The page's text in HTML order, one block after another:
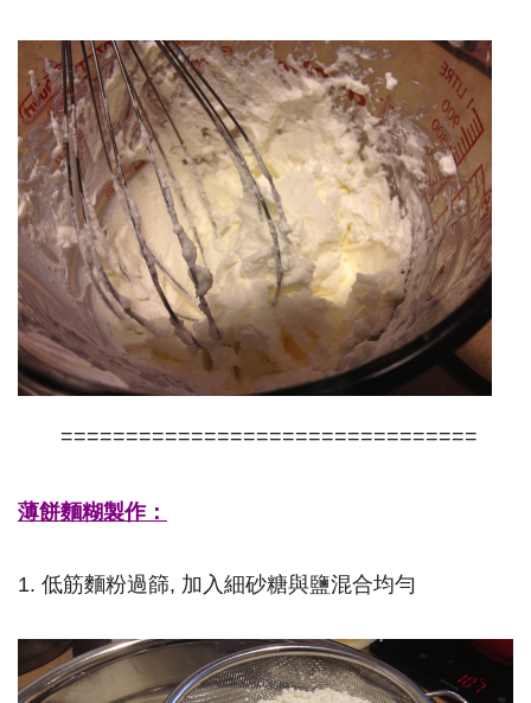
================================
薄餅麵糊製作：
1. 低筋麵粉過篩, 加入細砂糖與鹽混合均勻